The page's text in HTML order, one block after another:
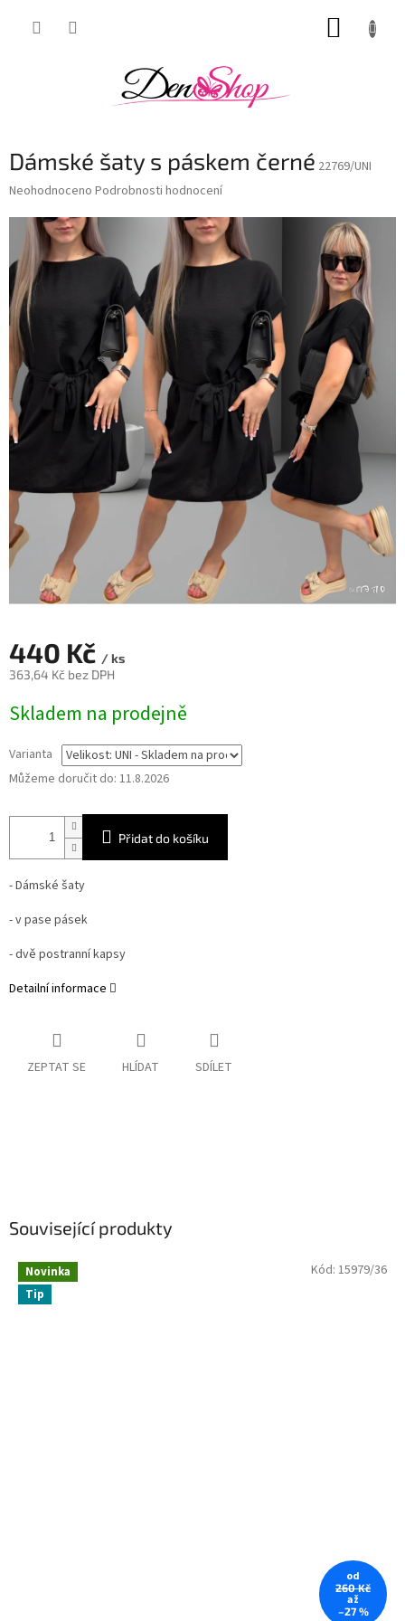
Dámské šaty s páskem černé 22769/UNI
Průměrné
produktu
0,0
5
hvězdiček.
Neohodnoceno Podrobnosti hodnocení
440 Kč / ks
363,64 Kč bez DPH
cena:
Skladem na prodejně
Varianta
Můžeme doručit do: 11.8.2026
Přidat do košíku
- Dámské šaty
- v pase pásek
- dvě postranní kapsy
Detailní informace
ZEPTAT SE HLÍDAT SDÍLET
Související produkty
Novinka
Tip
od
260 Kč
až
–27 %
Kód: 15979/36